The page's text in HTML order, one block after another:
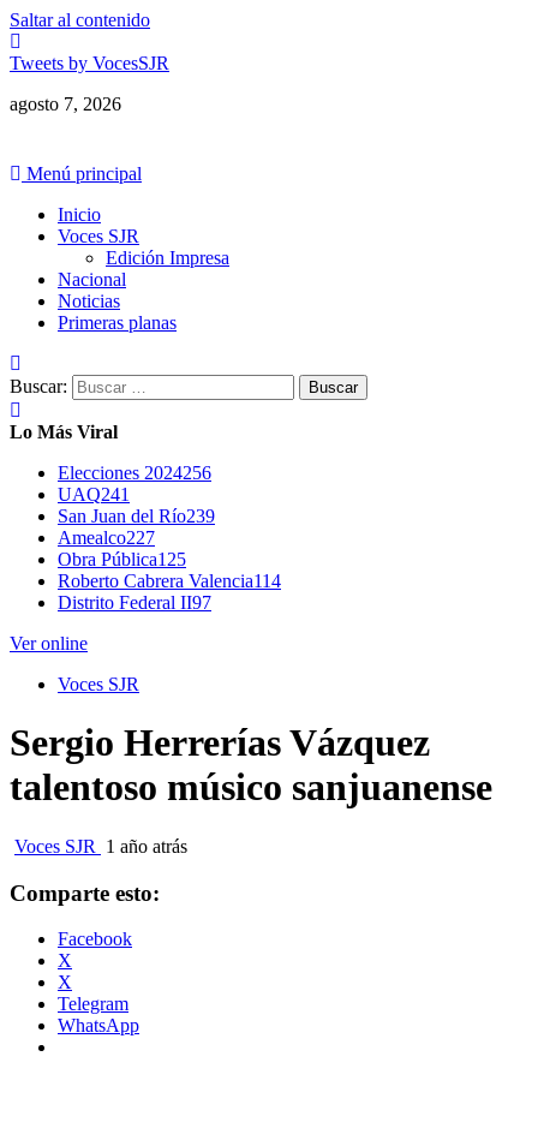
Saltar al contenido
Tweets by VocesSJR
agosto 7, 2026
Menú principal
Inicio
Voces SJR
Edición Impresa
Nacional
Noticias
Primeras planas
Buscar:
Lo Más Viral
Elecciones 2024256
UAQ241
San Juan del Río239
Amealco227
Obra Pública125
Roberto Cabrera Valencia114
Distrito Federal II97
Ver online
Voces SJR
Sergio Herrerías Vázquez
talentoso músico sanjuanense
Voces SJR 1 año atrás
Comparte esto:
Facebook
X
X
Telegram
WhatsApp